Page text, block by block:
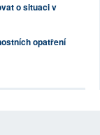
o situaci v
opatření